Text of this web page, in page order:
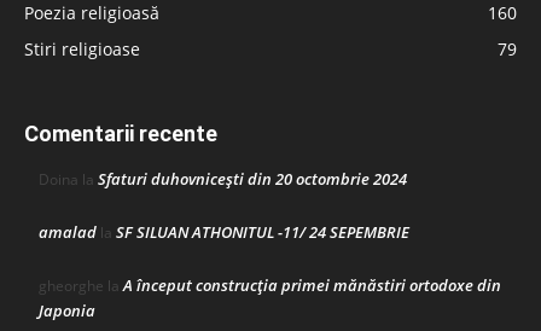
Poezia religioasă
160
Stiri religioase
79
Comentarii recente
Doina la Sfaturi duhovnicești din 20 octombrie 2024
amalad la SF SILUAN ATHONITUL -11/ 24 SEPEMBRIE
gheorghe laA început construcţia primei mănăstiri ortodoxe din
Japonia